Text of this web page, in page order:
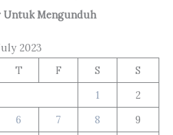
Untuk Mengunduh
2023
T F S
S
1
2
6 7 8 9